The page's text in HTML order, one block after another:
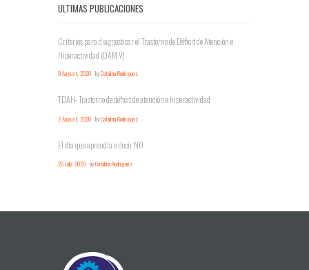
ULTIMAS PUBLICACIONES
Criterios para diagnosticar el Trastorno de Déficit de Atención e
Hiperactividad (DAM V)
9 August, 2020 byCatalina Rodriguez
TDAH- Trastorno de déficit de atención e hiperactividad
2 August, 2020 byCatalina Rodriguez
El día que aprendía a decir NO
26 July, 2020 byCatalina Rodriguez